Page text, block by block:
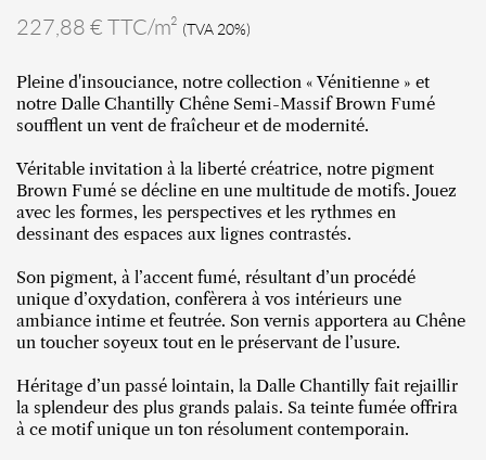
227,88 € TTC/m² (TVA 20%)
Pleine d'insouciance, notre collection « Vénitienne » et
notre Dalle Chantilly Chêne Semi-Massif Brown Fumé
soufflent un vent de fraîcheur et de modernité.
Véritable invitation à la liberté créatrice, notre pigment
Brown Fumé se décline en une multitude de motifs. Jouez
avec les formes, les perspectives et les rythmes en
dessinant des espaces aux lignes contrastés.
Son pigment, à l’accent fumé, résultant d’un procédé
unique d’oxydation, confèrera à vos intérieurs une
ambiance intime et feutrée. Son vernis apportera au Chêne
un toucher soyeux tout en le préservant de l’usure.
Héritage d’un passé lointain, la Dalle Chantilly fait rejaillir
la splendeur des plus grands palais. Sa teinte fumée offrira
à ce motif unique un ton résolument contemporain.